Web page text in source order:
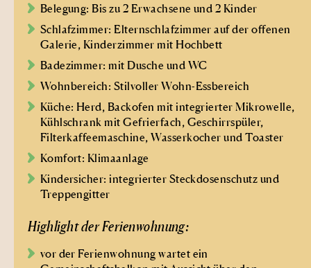
Belegung: Bis zu 2 Erwachsene und 2 Kinder
Schlafzimmer: Elternschlafzimmer auf der offenen
Galerie, Kinderzimmer mit Hochbett
Badezimmer: mit Dusche und WC
Wohnbereich: Stilvoller Wohn-Essbereich
Küche: Herd, Backofen mit integrierter Mikrowelle,
Kühlschrank mit Gefrierfach, Geschirrspüler,
Filterkaffeemaschine, Wasserkocher und Toaster
Komfort: Klimaanlage
Kindersicher: integrierter Steckdosenschutz und
Treppengitter
Highlight der Ferienwohnung:
vor der Ferienwohnung wartet ein